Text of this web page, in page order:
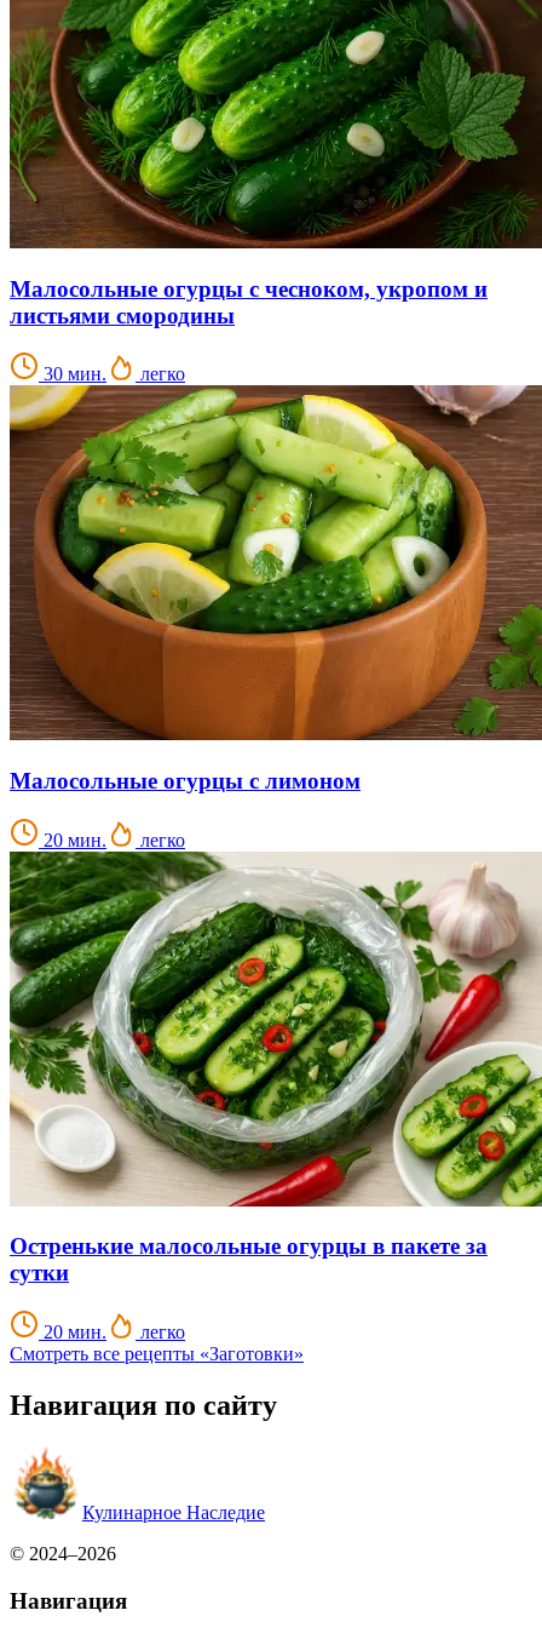
Малосольные огурцы с чесноком, укропом и
листьями смородины
30 мин. легко
Малосольные огурцы с лимоном
20 мин. легко
Остренькие малосольные огурцы в пакете за
сутки
20 мин.
легко
Смотреть все рецепты «Заготовки»
Навигация по сайту
Кулинарное Наследие
© 2024–2026
Навигация